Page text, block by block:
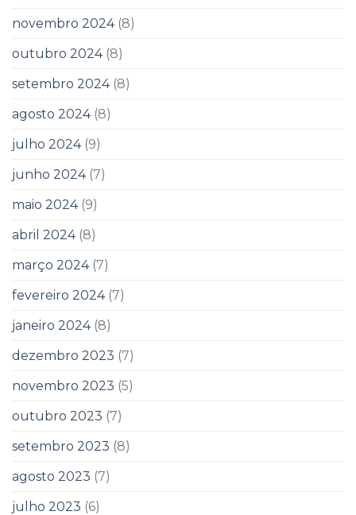
novembro 2024(8)
outubro 2024(8)
setembro 2024(8)
agosto 2024(8)
julho 2024(9)
junho 2024(7)
maio 2024(9)
abril 2024(8)
março 2024(7)
fevereiro 2024(7)
janeiro 2024(8)
dezembro 2023 (7)
novembro 2023 (5)
outubro 2023 (7)
setembro 2023 (8)
agosto 2023 (7)
julho 2023 (6)